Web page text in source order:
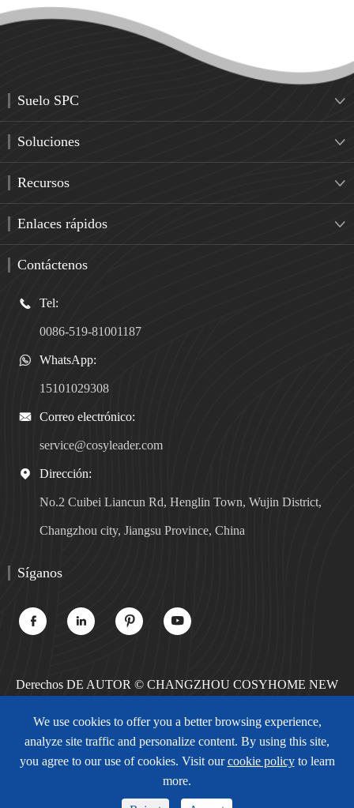
Suelo SPC 
Soluciones 
Recursos 
Enlaces rápidos 
Contáctenos
 Tel:
0086-519-81001187
 WhatsApp:
15101029308
 Correo electrónico:
service@cosyleader.com
 Dirección:
No.2 Cuibei Liancun Rd, Henglin Town, Wujin District,
Changzhou city, Jiangsu Province, China
Síganos
   
Derechos DE AUTOR © CHANGZHOU COSYHOME NEW
reservados.
Sitemap
Política de privacidad
We use cookies to offer you a better browsing experience,
analyze site traffic and personalize content. By using this site,
you agree to our use of cookies. Visit ourcookie policyto learn
more.